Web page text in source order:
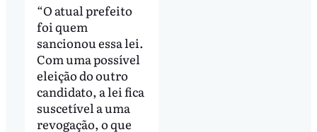
“O atual prefeito
foi quem
sancionou essa lei.
Com uma possível
eleição do outro
candidato, a lei fica
suscetível a uma
revogação, o que